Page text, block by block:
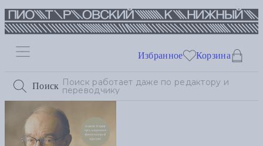
Поиск
Избранное Корзина